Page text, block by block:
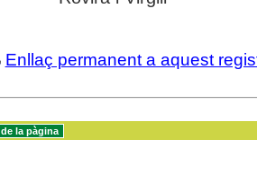
Enllaç permanent a aquest